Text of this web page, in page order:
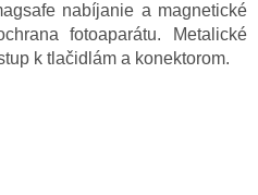
nabíjanie a magnetické
fotoaparátu. Metalické
k tlačidlám a konektorom.